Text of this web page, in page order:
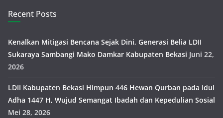
Recent Posts
Kenalkan Mitigasi Bencana Sejak Dini, Generasi Belia LDII
Sukaraya Sambangi Mako Damkar Kabupaten Bekasi Juni 22,
2026
LDII Kabupaten Bekasi Himpun 446 Hewan Qurban pada Idul
Adha 1447 H, Wujud Semangat Ibadah dan Kepedulian Sosial
Mei 28, 2026